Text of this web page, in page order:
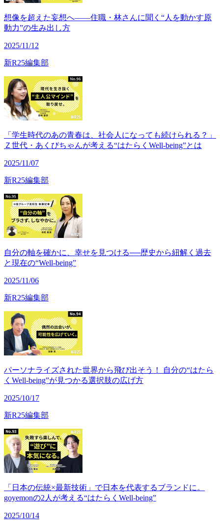
想像を超えた妄想へ——住職・林さんに聞く“人を動かす原
動力”の生み出し方
2025/11/12
新R25編集部
「学生時代のあの青春は、社会人になっても続けられる？」
Ｚ世代・あくびちゃんが考える“はたらくWell-being”とは
2025/11/07
新R25編集部
自分の軸を確かに、幸せを見つける──歴史から紐解く過去
と現在の“Well-being”
2025/11/06
新R25編集部
パーソナライズされた世界から飛び出そう！ 自分の“はたら
くWell-being”が見つかる選択肢の広げ方
2025/10/17
新R25編集部
「日本の伝統×最新技術」で日本を代表するブランドに。
goyemonの2人が考える“はたらくWell-being”
2025/10/14